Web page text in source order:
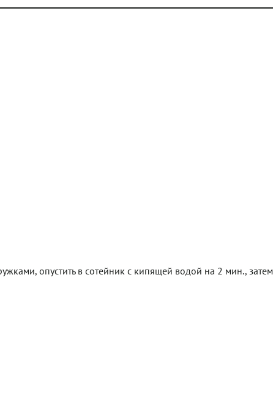
опустить в сотейник с кипящей водой на 2 мин., затем